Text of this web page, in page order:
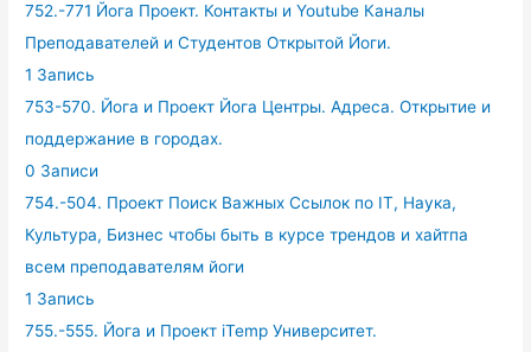
752.-771 Йога Проект. Контакты и Youtube Каналы
Преподавателей и Студентов Открытой Йоги.
1 Запись
753-570. Йога и Проект Йога Центры. Адреса. Открытие и
поддержание в городах.
0 Записи
754.-504. Проект Поиск Важных Ссылок по IT, Наука,
Культура, Бизнес чтобы быть в курсе трендов и хайтпа
всем преподавателям йоги
1 Запись
755.-555. Йога и Проект iTemp Университет.